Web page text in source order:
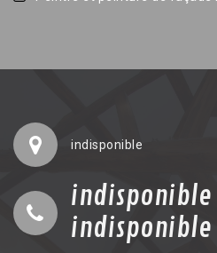
indisponible
indisponible
indisponible